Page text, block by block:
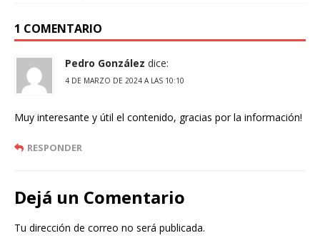
1 COMENTARIO
Pedro González dice:
4 DE MARZO DE 2024 A LAS 10:10
Muy interesante y útil el contenido, gracias por la información!
RESPONDER
Dejá un Comentario
Tu dirección de correo no será publicada.